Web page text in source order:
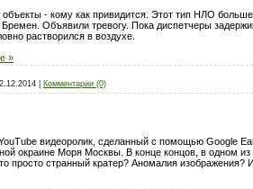
- кому как привидится. Этот тип НЛО
Объявили тревогу. Пока диспетчеры
растворился в воздухе.
»
Комментарии (0)
видеоролик, сделанный с помощью Google
окраине Моря Москвы. В конце концов, в одном
просто странный кратер? Аномалия